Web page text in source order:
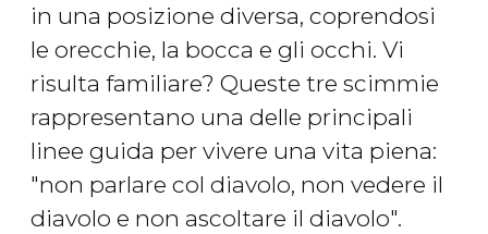
in una posizione diversa, coprendosi
le orecchie, la bocca e gli occhi. Vi
risulta familiare? Queste tre scimmie
rappresentano una delle principali
linee guida per vivere una vita piena:
"non parlare col diavolo, non vedere il
diavolo e non ascoltare il diavolo".